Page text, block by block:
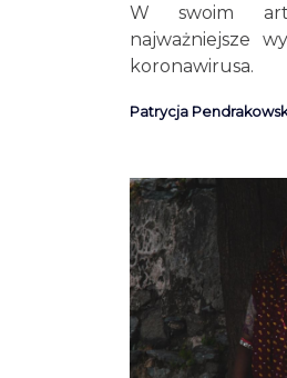
W swoim
najważniejsze
koronawirusa.
Patrycja